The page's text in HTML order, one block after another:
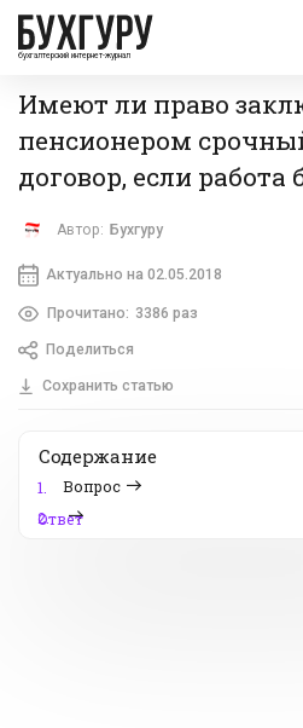
бухгалтерский интернет-журнал
Имеют ли право
пенсионером
договор, если работа
Автор: Бухгуру
Актуально на 02.05.2018
Прочитано: 3386 раз
Поделиться
Сохранить статью
Содержание
1.
Вопрос
2.
Ответ